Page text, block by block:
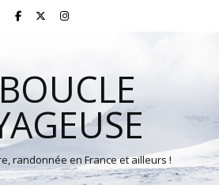
randonnée en France et ailleurs !